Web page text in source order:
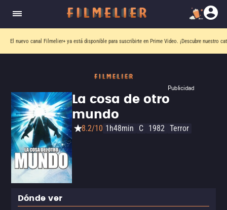
El nuevo canal Filmelier+ ya está disponible para suscribirte en Prime Video. ¡Descubre nuestro
Publicidad
La cosa de otro
mundo
8.2/10 1h48min C 1982 Terror
Dónde ver